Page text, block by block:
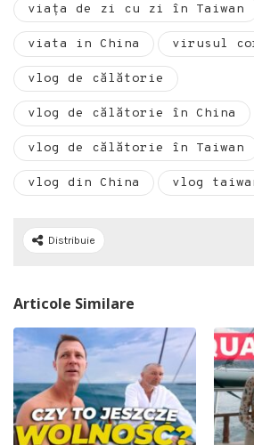
viața de zi cu zi în Taiwan
viata in China virusul
vlog de călătorie
vlog de călătorie în China
vlog de călătorie în Taiwan
vlog din China vlog
Distribuie
Articole Similare